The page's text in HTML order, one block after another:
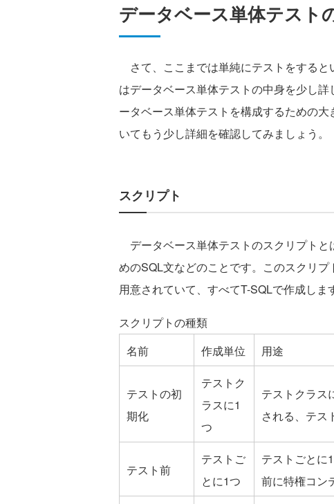
データベース単体テスト
さて、ここまでは単純にテストをする
はデータベース単体テストの中身を少し
ータベース単体テストを構成するための
いてもう少し詳細を確認してみましょう。
スクリプト
データベース単体テストのスクリプト
めのSQL文などのことです。このスクリ
用意されていて、すべてT-SQLで作成しま
スクリプトの種類
名前
作成単位 用途
テストの初
期化
テストク
ラスに1
つ
テストクラス
される、テス
テスト前
テストご
とに1つ
テストごとに
前に特権コン